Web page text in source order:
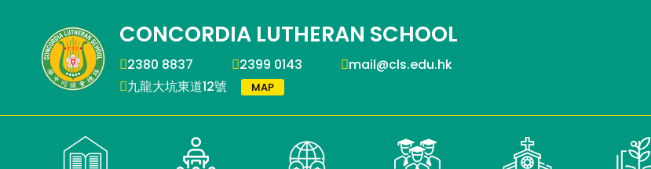
CONCORDIA LUTHERAN SCHOOL
2380 8837 2399 0143
mail@cls.edu.hk
九龍大坑東道12號
MAP